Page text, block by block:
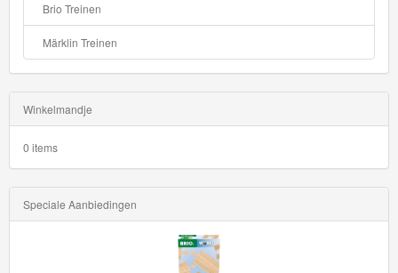
Brio Treinen
Märklin Treinen
Winkelmandje
0 items
Speciale Aanbiedingen